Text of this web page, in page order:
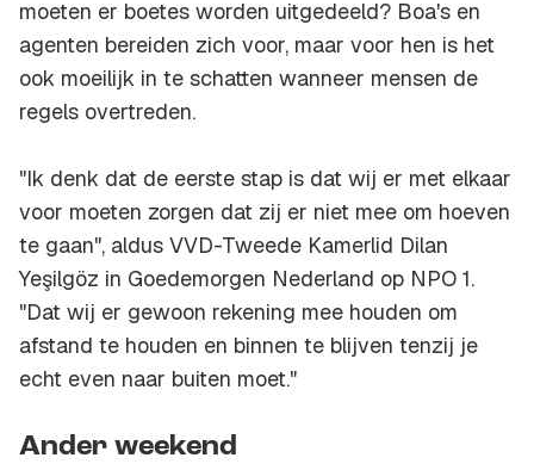
moeten er boetes worden uitgedeeld? Boa's en
agenten bereiden zich voor, maar voor hen is het
ook moeilijk in te schatten wanneer mensen de
regels overtreden.
"Ik denk dat de eerste stap is dat wij er met elkaar
voor moeten zorgen dat zij er niet mee om hoeven
te gaan", aldus VVD-Tweede Kamerlid Dilan
Yeşilgöz in Goedemorgen Nederland op NPO 1.
"Dat wij er gewoon rekening mee houden om
afstand te houden en binnen te blijven tenzij je
echt even naar buiten moet."
Ander weekend